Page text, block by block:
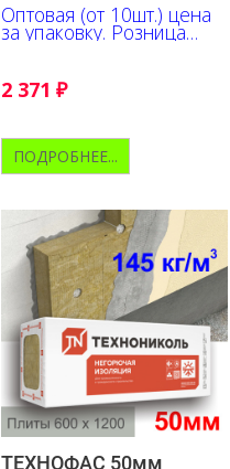
Оптовая (от 10шт.) цена
за упаковку. Розница
+10% к указанной цене
2 371 ₽
ПОДРОБНЕЕ...
ТЕХНОФАС 50мм